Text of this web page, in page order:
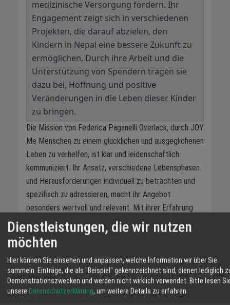
medizinische Versorgung fördern. Ihr
Engagement zeigt sich in verschiedenen
Projekten, die darauf abzielen, den
Kindern in Nepal eine bessere Zukunft zu
ermöglichen. Durch ihre Arbeit und die
Unterstützung von Spendern tragen sie
dazu bei, Hoffnung und positive
Veränderungen in die Leben dieser Kinder
zu bringen.
Die Mission von Federica Paganelli Overlack, durch JOY
Me Menschen zu einem glücklichen und ausgeglichenen
Leben zu verhelfen, ist klar und leidenschaftlich
kommuniziert. Ihr Ansatz, verschiedene Lebensphasen
und Herausforderungen individuell zu betrachten und
spezifisch zu adressieren, macht ihr Angebot
besonders wertvoll und relevant. Mit ihrer Erfahrung
und einem breiten Portfolio an Techniken bietet sie
wirkungsvolle Tools für jedermann, um das eigene Glück
aktiv zu gestalten.
Diese Einblicke in Federicas Arbeit und ihre Methoden
sind ein spannendes Thema für das heutige
#RegioGespräch, das die Herausforderungen der
Dienstleistungen, die wir nutzen
möchten
Hier können Sie einsehen und anpassen, welche Information wir über Sie
sammeln. Einträge, die als "Beispiel" gekennzeichnet sind, dienen lediglich
Demonstrationszwecken und werden nicht wirklich verwendet. Bitte lesen
unsere Datenschutzerklärung, um weitere Details zu erfahren.